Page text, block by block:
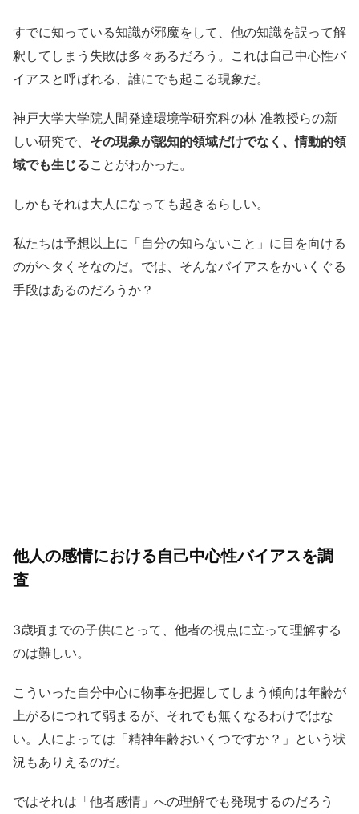
すでに知っている知識が邪魔をして、他の知識を誤って解
釈してしまう失敗は多々あるだろう。これは自己中心性バ
イアスと呼ばれる、誰にでも起こる現象だ。
神戸大学大学院人間発達環境学研究科の林 准教授らの新
しい研究で、 その現象が認知的領域だけでなく、情動的領
域でも生じることがわかった。
しかもそれは大人になっても起きるらしい。
私たちは予想以上に「自分の知らないこと」に目を向ける
のがヘタくそなのだ。では、そんなバイアスをかいくぐる
手段はあるのだろうか？
他人の感情における自己中心性バイアスを調
査
3歳頃までの子供にとって、他者の視点に立って理解する
のは難しい。
こういった自分中心に物事を把握してしまう傾向は年齢が
上がるにつれて弱まるが、それでも無くなるわけではな
い。人によっては「精神年齢おいくつですか？」という状
況もありえるのだ。
ではそれは「他者感情」への理解でも発現するのだろう